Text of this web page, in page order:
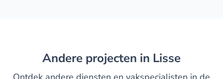
Andere projecten in Lisse